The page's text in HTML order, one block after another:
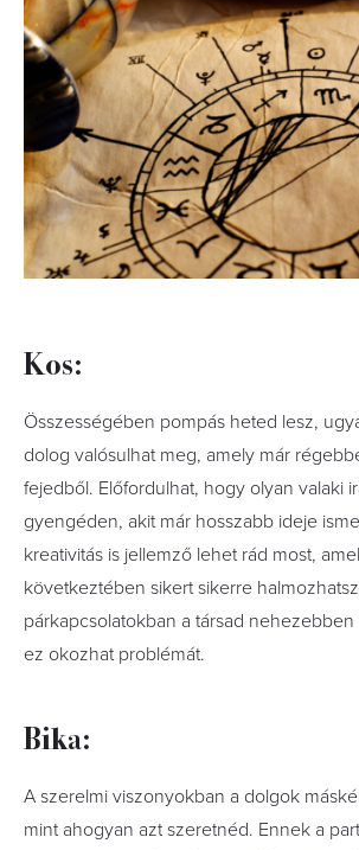
Kos:
Összességében pompás heted lesz,
dolog valósulhat meg, amely már
fejedből. Előfordulhat, hogy olyan valaki
gyengéden, akit már hosszabb ideje
kreativitás is jellemző lehet rád most,
következtében sikert sikerre
párkapcsolatokban a társad
ez okozhat problémát.
Bika:
A szerelmi viszonyokban a dolgok
mint ahogyan azt szeretnéd. Ennek a